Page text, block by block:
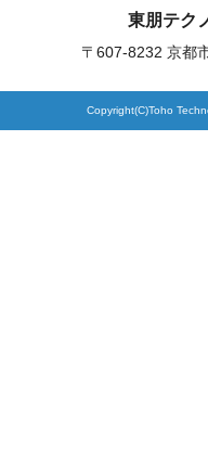
東朋テクノ
製品検索
東朋テク
〒607-8232 京都
Copyright(C)Toho